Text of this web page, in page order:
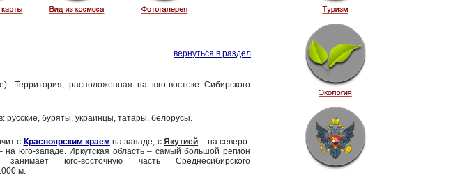
вернуться в раздел
Территория, расположенная на юго-востоке Сибирского
русские, буряты, украинцы, татары, белорусы.
с Красноярским краем на западе, сЯкутией – на северо-
юго-западе. Иркутская область – самый большой регион
юго-восточную часть Среднесибирского
м.